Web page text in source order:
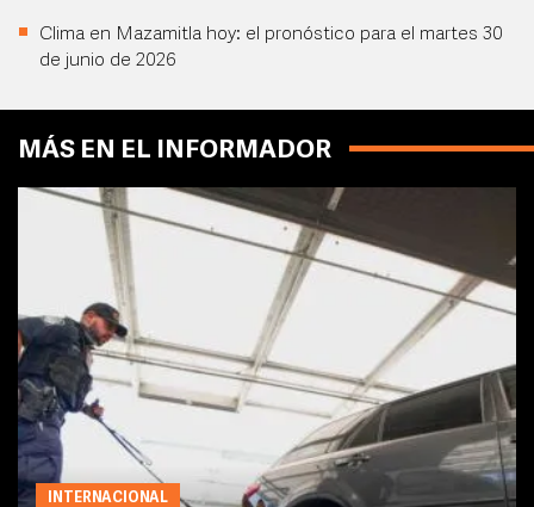
Clima en Mazamitla hoy: el pronóstico para el martes 30
de junio de 2026
MÁS EN EL INFORMADOR
INTERNACIONAL